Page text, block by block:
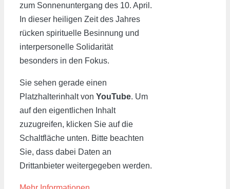
zum Sonnenuntergang des 10. April.
In dieser heiligen Zeit des Jahres
rücken spirituelle Besinnung und
interpersonelle Solidarität
besonders in den Fokus.
Sie sehen gerade einen
Platzhalterinhalt von YouTube. Um
auf den eigentlichen Inhalt
zuzugreifen, klicken Sie auf die
Schaltfläche unten. Bitte beachten
Sie, dass dabei Daten an
Drittanbieter weitergegeben werden.